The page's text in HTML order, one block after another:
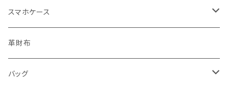
ポストカード・ボールペン
レターセット・メモ
シール・ステッカー・マスキングテープ
スマホケース
手帳型ケース
グリップ型ケース
革財布
バッグ